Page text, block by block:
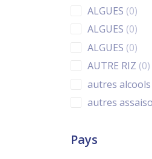
ALGUES 00
ALGUES 00
ALGUES 00
AUTRE RIZ 0
autres alcools
autres
autres
Pays